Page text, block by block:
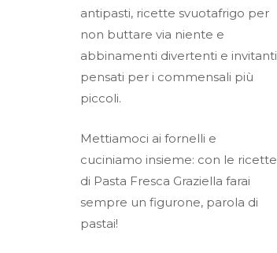
antipasti, ricette svuotafrigo per
non buttare via niente e
abbinamenti divertenti e invitanti
pensati per i commensali più
piccoli.
Mettiamoci ai fornelli e
cuciniamo insieme: con le ricette
di Pasta Fresca Graziella farai
sempre un figurone, parola di
pastai!